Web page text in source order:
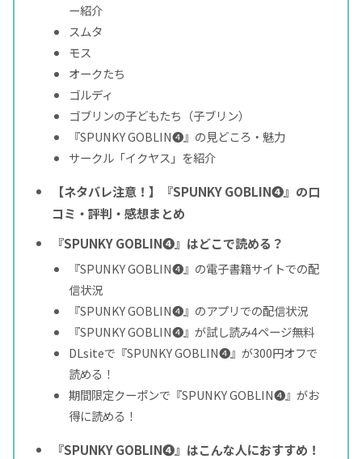
ー紹介
スムタ
モス
オークたち
ゴルディ
ゴブリンの子どもたち（子ブリン）
『SPUNKY GOBLIN❹』の見どころ・魅力
サークル「イクヤス」を紹介
【ネタバレ注意！】『SPUNKY GOBLIN❹』の口
コミ・評判・感想まとめ
『SPUNKY GOBLIN❹』はどこで読める？
『SPUNKY GOBLIN❹』の電子書籍サイトでの配
信状況
『SPUNKY GOBLIN❹』のアプリでの配信状況
『SPUNKY GOBLIN❹』が試し読み4ページ無料
DLsiteで『SPUNKY GOBLIN❹』が300円オフで
読める！
期間限定クーポンで『SPUNKY GOBLIN❹』がお
得に読める！
『SPUNKY GOBLIN❹』はこんな人におすすめ！